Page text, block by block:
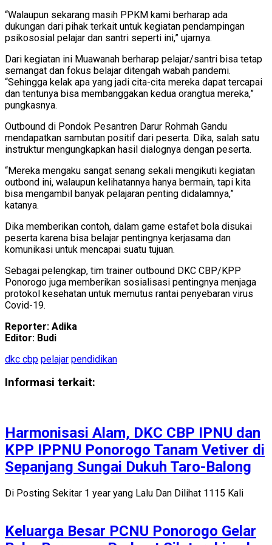
“Walaupun sekarang masih PPKM kami berharap ada
dukungan dari pihak terkait untuk kegiatan pendampingan
psikososial pelajar dan santri seperti ini,” ujarnya.
Dari kegiatan ini Muawanah berharap pelajar/santri bisa tetap
semangat dan fokus belajar ditengah wabah pandemi.
“Sehingga kelak apa yang jadi cita-cita mereka dapat tercapai
dan tentunya bisa membanggakan kedua orangtua mereka,”
pungkasnya.
Outbound di Pondok Pesantren Darur Rohmah Gandu
mendapatkan sambutan positif dari peserta. Dika, salah satu
instruktur mengungkapkan hasil dialognya dengan peserta.
“Mereka mengaku sangat senang sekali mengikuti kegiatan
outbond ini, walaupun kelihatannya hanya bermain, tapi kita
bisa mengambil banyak pelajaran penting didalamnya,”
katanya.
Dika memberikan contoh, dalam game estafet bola disukai
peserta karena bisa belajar pentingnya kerjasama dan
komunikasi untuk mencapai suatu tujuan.
Sebagai pelengkap, tim trainer outbound DKC CBP/KPP
Ponorogo juga memberikan sosialisasi pentingnya menjaga
protokol kesehatan untuk memutus rantai penyebaran virus
Covid-19.
Reporter: Adika
Editor: Budi
dkc cbp pelajar pendidikan
Informasi terkait:
Harmonisasi Alam, DKC CBP IPNU dan
KPP IPPNU Ponorogo Tanam Vetiver di
Sepanjang Sungai Dukuh Taro-Balong
Di Posting Sekitar 1 year yang Lalu Dan Dilihat 1115 Kali
Keluarga Besar PCNU Ponorogo Gelar